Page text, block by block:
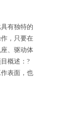
有独特的
，只要在
、驱动体
概述：?
表面，也